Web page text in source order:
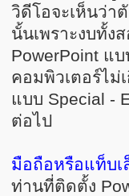
วิดีโอจะเห็นว่า
นั้นเพราะงบทั้ง
PowerPoint แ
คอมพิวเตอร์ไม่
แบบ Special -
ต่อไป
มือถือหรือแท็บเ
ท่านที่ติดตั้ง